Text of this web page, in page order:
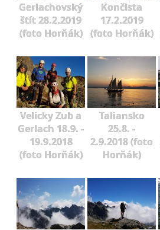
Gerlachovský
štít 28.2.2019
(foto Horňák)
Končista
17.2.2019
(foto Horňák)
Velicky Zub a
Gerlach 18.9. -
19.9.2018
(foto Horňák)
Taliansko
25.8. -
2.9.2018 (foto
Horňák)